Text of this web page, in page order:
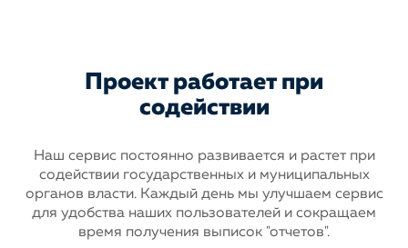
Проект работает при
содействии
Наш сервис постоянно развивается и растет при
содействии государственныхи муниципальных
органов власти. Каждый день мы улучшаем сервис
для удобства наших пользователей и сокращаем
время получения выписок "отчетов".